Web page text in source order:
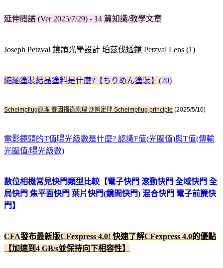
延伸閱讀 (Ver 2025/7/29) - 14 篇知識/教學文章
Joseph Petzval 鏡頭光學設計 珀茲伐透鏡 Petzval Lens (1)
縮緬塗裝結晶塗料是什麼?【ちりめん塗装】(20)
Scheimpflug原理 賽因福祿原理 沙姆定律 Scheimpflug principle (2025/5/10)
電影鏡頭的T值曝光級數是什麼? 認識F值(光圈值)與T值(傳輸
光圈值/曝光級數)
數位相機常見快門類型比較【電子快門 滾動快門 全域快門 全
局快門 焦平面快門 葉片快門(鏡間快門) 混合快門 電子前簾快
門】
CFA發布最新版CFexpress 4.0! 快速了解CFexpress 4.0的優點
【加速到4 GB/s並保持向下相容性】